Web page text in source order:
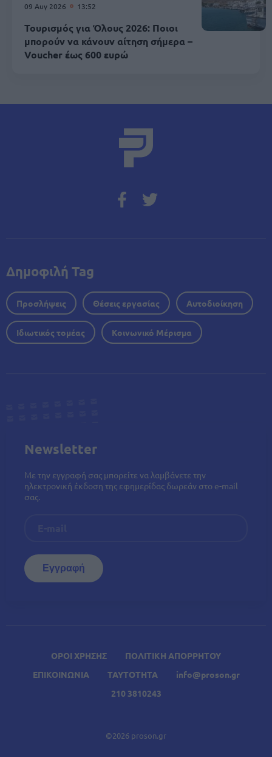
09 Αυγ 2026 13:52
Τουρισμός για Όλους 2026: Ποιοι
μπορούν να κάνουν αίτηση σήμερα –
Voucher έως 600 ευρώ
ΟΡΟΙ ΧΡΗΣΗΣ
ΠΟΛΙΤΙΚΗ ΑΠΟΡΡΗΤΟΥ
ΕΠΙΚΟΙΝΩΝΙΑ
ΤΑΥΤΟΤΗΤΑ
info@proson.gr
210 3810243
©2026 proson.gr
Δημοφιλή Tag
Προσλήψεις Θέσεις εργασίας Αυτοδιοίκηση
Ιδιωτικός τομέας Κοινωνικό Μέρισμα
Newsletter
Με την εγγραφή σας μπορείτε να λαμβάνετε την
ηλεκτρονική έκδοση της εφημερίδας δωρεάν στο e-mail
σας.